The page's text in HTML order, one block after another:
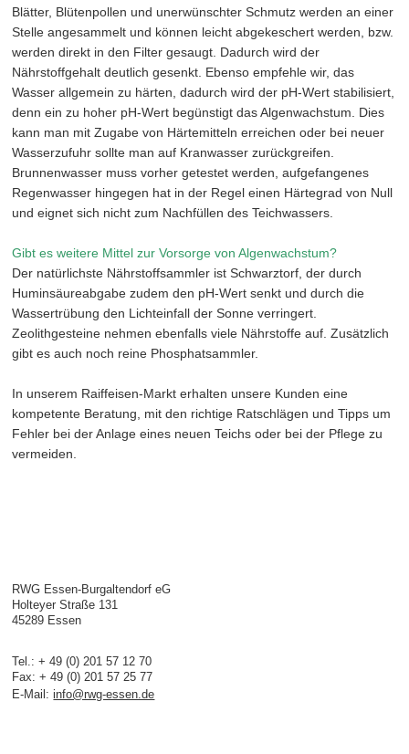
Blätter, Blütenpollen und unerwünschter Schmutz werden an einer
Stelle angesammelt und können leicht abgekeschert werden, bzw.
werden direkt in den Filter gesaugt. Dadurch wird der
Nährstoffgehalt deutlich gesenkt. Ebenso empfehle wir, das
Wasser allgemein zu härten, dadurch wird der pH-Wert stabilisiert,
denn ein zu hoher pH-Wert begünstigt das Algenwachstum. Dies
kann man mit Zugabe von Härtemitteln erreichen oder bei neuer
Wasserzufuhr sollte man auf Kranwasser zurückgreifen.
Brunnenwasser muss vorher getestet werden, aufgefangenes
Regenwasser hingegen hat in der Regel einen Härtegrad von Null
und eignet sich nicht zum Nachfüllen des Teichwassers.
Gibt es weitere Mittel zur Vorsorge von Algenwachstum?
Der natürlichste Nährstoffsammler ist Schwarztorf, der durch
Huminsäureabgabe zudem den pH-Wert senkt und durch die
Wassertrübung den Lichteinfall der Sonne verringert.
Zeolithgesteine nehmen ebenfalls viele Nährstoffe auf. Zusätzlich
gibt es auch noch reine Phosphatsammler.
In unserem Raiffeisen-Markt erhalten unsere Kunden eine
kompetente Beratung, mit den richtige Ratschlägen und Tipps um
Fehler bei der Anlage eines neuen Teichs oder bei der Pflege zu
vermeiden.
RWG Essen-Burgaltendorf eG
Holteyer Straße 131
45289 Essen
Tel.: + 49 (0) 201 57 12 70
Fax: + 49 (0) 201 57 25 77
E-Mail:info@rwg-essen.de